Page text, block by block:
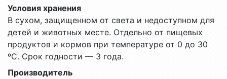
Условия хранения
В сухом, защищенном от света и недоступном для
детей и животных месте. Отдельно от пищевых
продуктов и кормов при температуре от 0 до 30
ºС. Срок годности — 3 года.
Производитель